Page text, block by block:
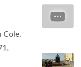
Cole.